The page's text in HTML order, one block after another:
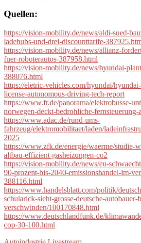
Quellen:
https://vision-mobility.de/news/aldi-sued-
ladehubs-und-drei-discounttarife-
https://vision-mobility.de/news/allianz-
fuer-roboterautos-387958.html
https://vision-mobility.de/news/hyundai-
388076.html
https://eletric-vehicles.com/hyundai/
license-autonomous-driving-tech-report
https://www.fr.de/panorama/elektrobusse-
norwegen-deckt-bedrohliche-
https://www.adac.de/rund-ums-
fahrzeug/elektromobilitaet/laden/
2025
https://www.zfk.de/energie/waerme/studie-
altbau-effizient-gasheizungen-co2
https://vision-mobility.de/news/eu-
90-prozent-bis-2040-emissionshandel-im-
388116.html
https://www.handelsblatt.com/politik/
schularick-sieht-grosse-deutsche-autobauer-
verschwinden/100170848.html
https://www.deutschlandfunk.de/
cop-30-100.html